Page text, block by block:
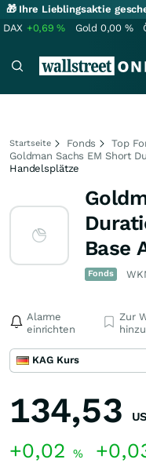
🎁 Ihre Lieblingsaktie
DAX +0,69% Gold 0,00 %
Startseite Fonds
Top
Goldman Sachs EM Short
Handelsplätze
Base
Fonds
Alarme
einrichten
Zur
KAG Kurs
134,53
+0,02 %